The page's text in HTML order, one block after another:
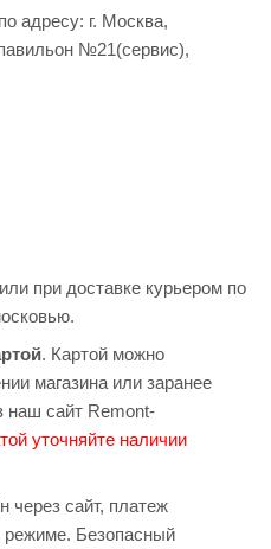
адресу: г. Москва,
№21(сервис),
при доставке курьером по
. Картой можно
магазина или заранее
наш сайт Remont-
уточняйте наличии
через сайт, платеж
режиме. Безопасный